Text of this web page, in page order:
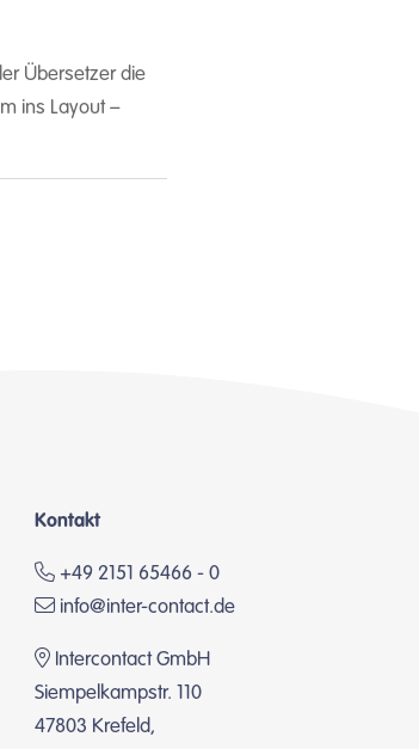
Übersetzer die
ins Layout –
Kontakt
+49 2151 65466 - 0
info@inter-contact.de
Intercontact GmbH
Siempelkampstr. 110
47803 Krefeld,